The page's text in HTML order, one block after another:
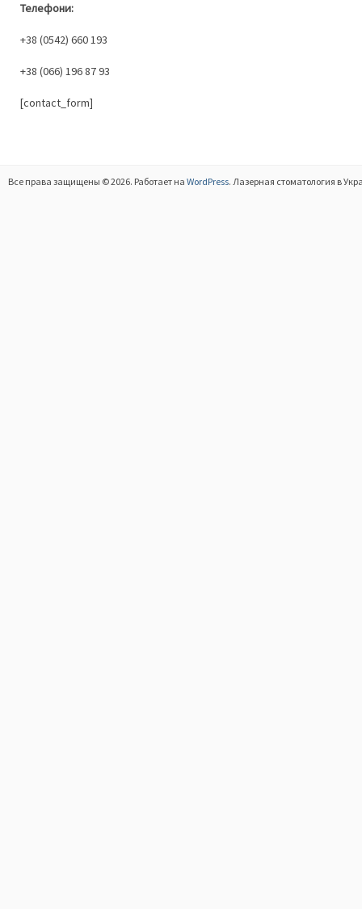
Телефони:
+38 (0542) 660 193
+38 (066) 196 87 93
[contact_form]
Все права защищены © 2026. Работает на WordPress. Лазерная стоматология в